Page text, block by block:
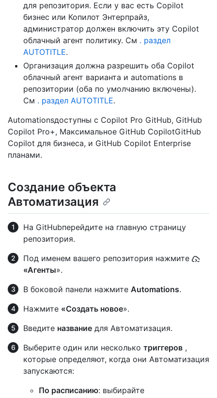
для репозитория. Если у вас есть Copilot
бизнес или Копилот Энтерпрайз,
администратор должен включить эту Copilot
облачный агент политику. См . раздел
AUTOTITLE.
Организация должна разрешить оба Copilot
облачный агент варианта и automations в
репозитории (оба по умолчанию включены).
См . раздел AUTOTITLE.
Automationsдоступны с Copilot Pro GitHub, GitHub
Copilot Pro+, Максимальное GitHub CopilotGitHub
Copilot для бизнеса, и GitHub Copilot Enterprise
планами.
Создание объекта
Автоматизация
На GitHubперейдите на главную страницу
репозитория.
Под именем вашего репозитория нажмите
«Агенты».
В боковой панели нажмите Automations.
Нажмите «Создать новое».
Введите название для Автоматизация.
Выберите один или несколько триггеров ,
которые определяют, когда они Автоматизация
запускаются:
По расписанию: выбирайте